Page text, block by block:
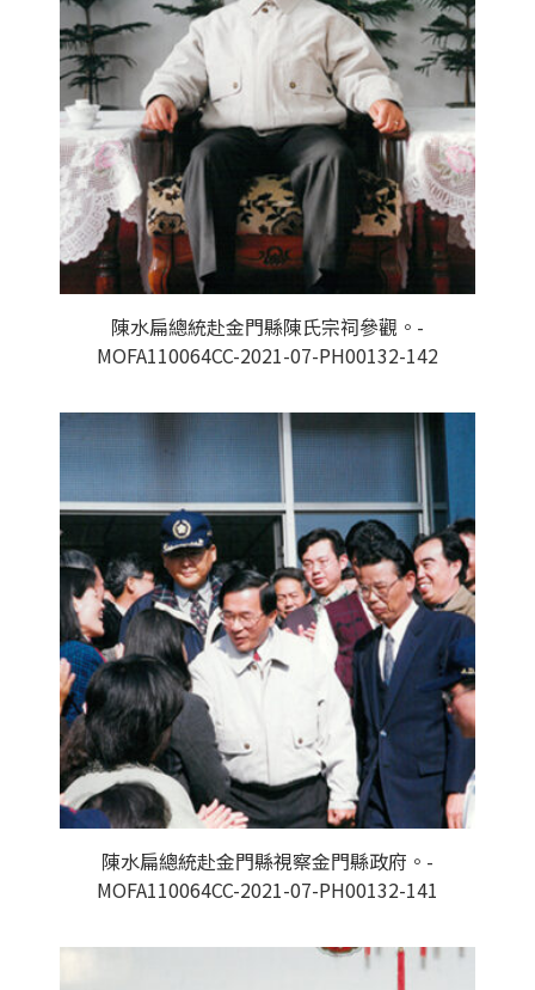
陳水扁總統赴金門縣陳氏宗祠參觀。-
MOFA110064CC-2021-07-PH00132-142
陳水扁總統赴金門縣視察金門縣政府。-
MOFA110064CC-2021-07-PH00132-141